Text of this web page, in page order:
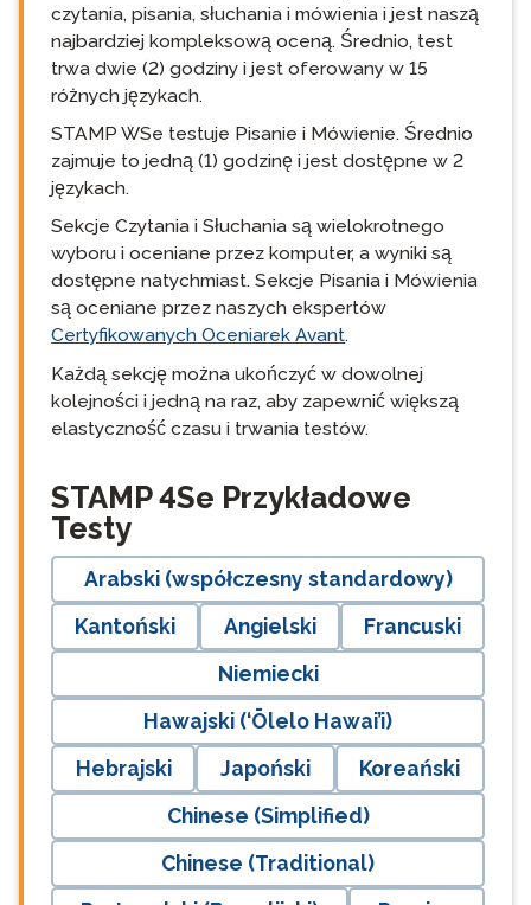
czytania, pisania, słuchania i mówienia i jest naszą
najbardziej kompleksową oceną. Średnio, test
trwa dwie (2) godziny i jest oferowany w 15
różnych językach.
STAMP WSe testuje Pisanie i Mówienie. Średnio
zajmuje to jedną (1) godzinę i jest dostępne w 2
językach.
Sekcje Czytania i Słuchania są wielokrotnego
wyboru i oceniane przez komputer, a wyniki są
dostępne natychmiast. Sekcje Pisania i Mówienia
są oceniane przez naszych ekspertów
Certyfikowanych Oceniarek Avant.
Każdą sekcję można ukończyć w dowolnej
kolejności i jedną na raz, aby zapewnić większą
elastyczność czasu i trwania testów.
STAMP 4Se Przykładowe
Testy
Arabski (współczesny standardowy)
Kantoński
Angielski
Francuski
Niemiecki
Hawajski (‘Ōlelo Hawai’i)
Hebrajski
Japoński
Koreański
Chinese (Simplified)
Chinese (Traditional)